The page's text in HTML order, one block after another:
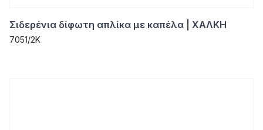
Σιδερένια δίφωτη απλίκα με καπέλα | ΧΑΛΚΗ
7051/2K